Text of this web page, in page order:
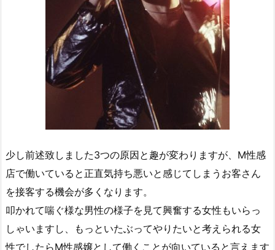
少し前述致しました3つの原因と趣が変わりますが、M性感
店で働いていると正直気持ち悪いと感じてしまうお客さん
を接客する機会が多くなります。
叩かれて喘ぐ様な男性の様子を見て興奮する女性もいらっ
しゃいますし、もっといたぶってやりたいと考えられる女
性でしたらM性感嬢として働くことが向いていると言えます